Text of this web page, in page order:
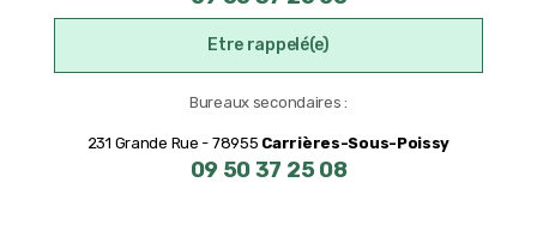
Etre rappelé(e)
Bureaux secondaires :
231 Grande Rue - 78955 Carrières-Sous-Poissy
09 50 37 25 08